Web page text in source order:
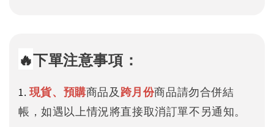
🔥下單注意事項：
1. 現貨、預購商品及 跨月份商品請勿合併結
帳，如遇以上情況將直接取消訂單不另通知。